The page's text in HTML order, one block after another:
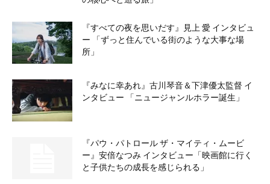
『すべての夜を思いだす』見上 愛 インタビュ
ー 「ずっと住んでいる街のような大事な場
所」
『みなに幸あれ』古川琴音＆下津優太監督 イ
ンタビュー 「ニュージャンルホラー誕生」
『パウ・パトロール ザ・マイティ・ムービ
ー』安倍なつみ インタビュー「映画館に行く
と子供たちの成長を感じられる」